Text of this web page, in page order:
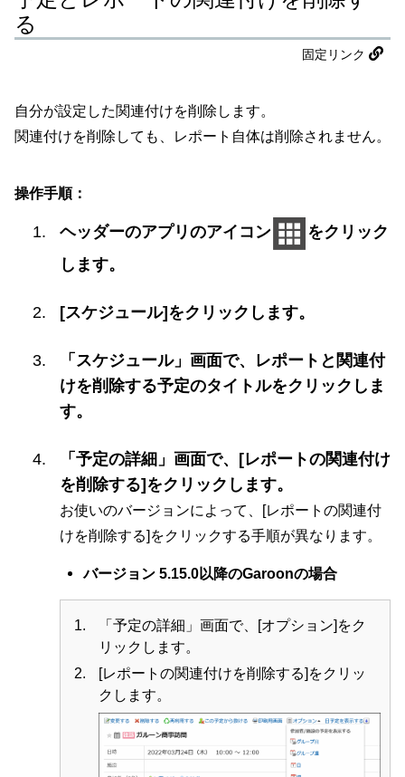
る
固定リンク
自分が設定した関連付けを削除します。
関連付けを削除しても、レポート自体は削除されません。
操作手順：
ヘッダーのアプリのアイコン
をクリック
します。
[スケジュール]をクリックします。
「スケジュール」画面で、レポートと関連付
けを削除する予定のタイトルをクリックしま
す。
「予定の詳細」画面で、[レポートの関連付け
を削除する]をクリックします。
お使いのバージョンによって、[レポートの関連付
けを削除する]をクリックする手順が異なります。
バージョン 5.15.0以降のGaroonの場合
「予定の詳細」画面で、[オプション]をク
リックします。
[レポートの関連付けを削除する]をクリッ
クします。